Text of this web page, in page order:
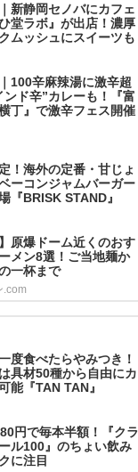
新静岡セノバにカフェ
ひ堂ラボ』が出店！濃厚
ムッシュにスイーツも
100辛麻辣湯に激辛超
ンド辛”カレーも！『富
丁』で激辛フェス開催
！海外の定番・甘じょ
ーコンジャムバーガー
『BRISK STAND』
】原爆ドーム近くのおす
メン8選！ご当地麺か
一杯まで
.com
度食べたらやみつき！
具材50種から自由にカ
能『TAN TAN』
円で毎本半額！『クラ
ル100』のちょい飲み
に注目